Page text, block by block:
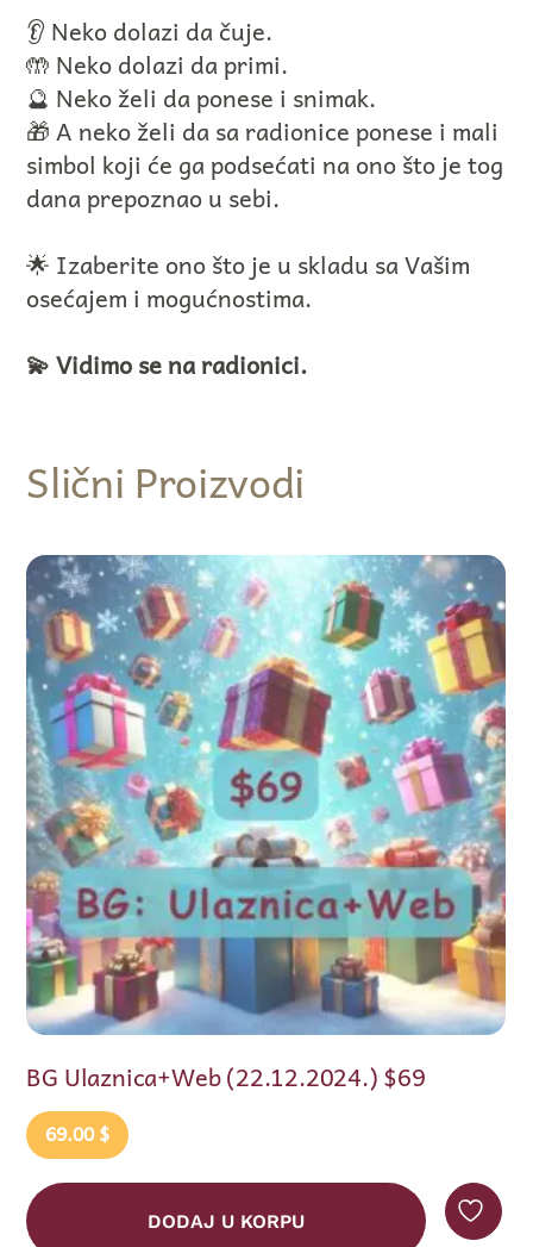
👂 Neko dolazi da čuje.
🤲 Neko dolazi da primi.
🔮 Neko želi da ponese i snimak.
🎁 A neko želi da sa radionice ponese i mali
simbol koji će ga podsećati na ono što je tog
dana prepoznao u sebi.
🌟 Izaberite ono što je u skladu sa Vašim
osećajem i mogućnostima.
💫 Vidimo se na radionici.
Slični Proizvodi
$69 Ulaznica Beograd
DODAJ U KORPU